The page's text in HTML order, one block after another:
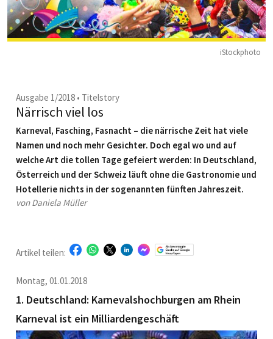
iStockphoto
Ausgabe 1/2018 • Titelstory
Närrisch viel los
Karneval, Fasching, Fasnacht – die närrische Zeit hat viele
Namen und noch mehr Gesichter. Doch egal wo und auf
welche Art die tollen Tage gefeiert werden: In Deutschland,
Österreich und der Schweiz läuft ohne die Gastro­nomie und
Hotellerie nichts in der sogenannten fünften Jahreszeit.
von Daniela Müller
Montag, 01.01.2018
Artikel teilen:
1. Deutschland: Karnevalshochburgen am Rhein
Karneval ist ein Milliardengeschäft